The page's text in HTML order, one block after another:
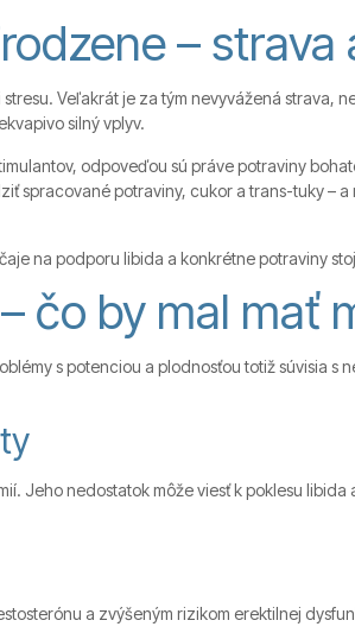
– strava
Veľakrát je za tým nevyvážená strava,
silný vplyv.
odpoveďou sú práve potraviny
spracované potraviny, cukor a trans-tuky –
na podporu libida a konkrétne potraviny
čo by mal mať
s potenciou a plodnosťou totiž súvisia
Jeho nedostatok môže viesť k poklesu
a zvýšeným rizikom erektilnej